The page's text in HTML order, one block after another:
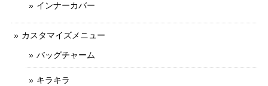
インナーカバー
カスタマイズメニュー
バッグチャーム
キラキラ